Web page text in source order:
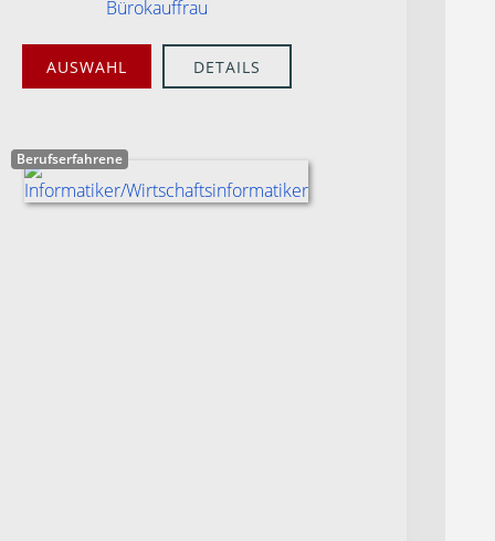
Bürokauffrau
AUSWAHL DETAILS
Berufserfahrene